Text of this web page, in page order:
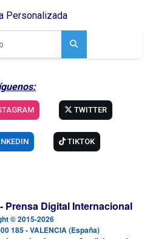
Personalizada
TWITTER
TIKTOK
Prensa Digital Internacional
© 2015-2026
185 - VALENCIA (España)